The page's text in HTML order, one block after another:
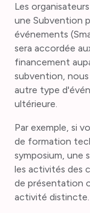
Les
une Subvention
événements
sera accordée
financement
subvention,
autre type
ultérieure.
Par exemple, si
de formation
symposium, une
les activités des
de présentation
activité distincte.